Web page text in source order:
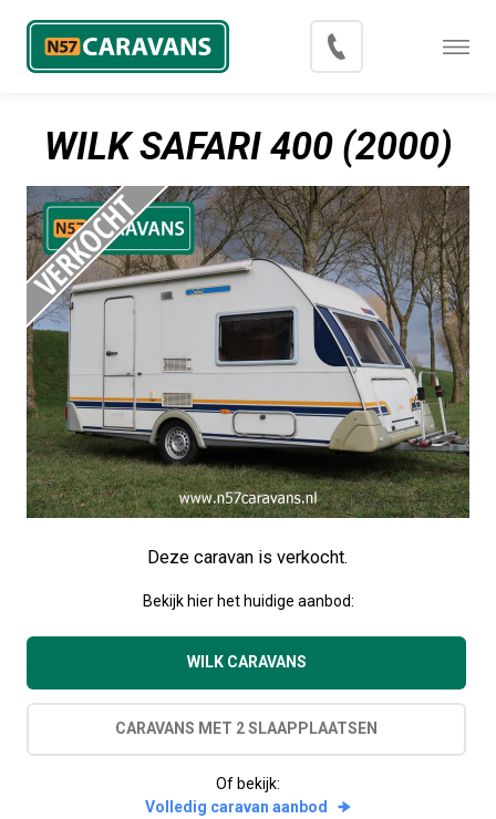
WILK SAFARI 400 (2000)
Deze caravan is verkocht.
Bekijk hier het huidige aanbod:
WILK CARAVANS
CARAVANS MET 2 SLAAPPLAATSEN
Of bekijk:
Volledig caravan aanbod
Menu
Inkoop
Blog
Export
Contact
Over N57 Caravans